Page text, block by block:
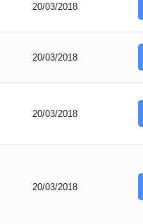
20/03/2018
20/03/2018
20/03/2018
20/03/2018